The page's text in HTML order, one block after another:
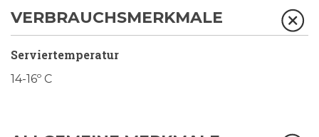
VERBRAUCHSMERKMALE
Serviertemperatur
14-16º C